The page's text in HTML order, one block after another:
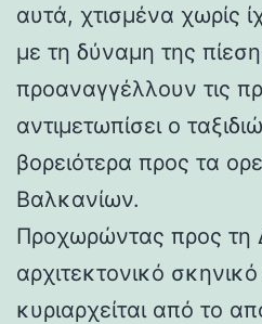
αυτά, χτισμένα χωρίς
με τη δύναμη της
προαναγγέλλουν τις
αντιμετωπίσει ο
βορειότερα προς τα
Βαλκανίων.
Προχωρώντας προς τη
αρχιτεκτονικό
κυριαρχείται από το